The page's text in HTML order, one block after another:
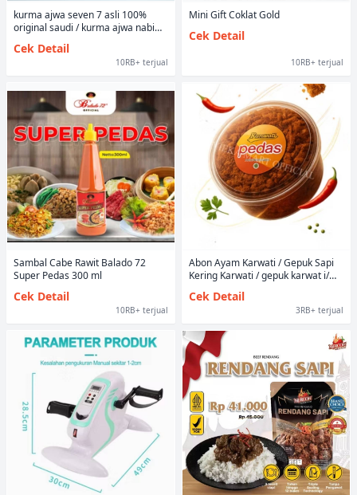
kurma ajwa seven 7 asli 100%
original saudi / kurma ajwa nabi
oleh oleh haji
Cek Detail
10RB+ terjual
Mini Gift Coklat Gold
Cek Detail
10RB+ terjual
Sambal Cabe Rawit Balado 72
Super Pedas 300 ml
Cek Detail
10RB+ terjual
Abon Ayam Karwati / Gepuk Sapi
Kering Karwati / gepuk karwat i/
Cek Detail
3RB+ terjual